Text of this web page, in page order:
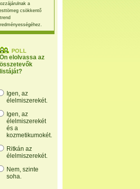
a
csökkentő
POLL
Ön elolvassa az
összetevők
listáját?
Igen, az
élelmiszerekét.
Igen, az
élelmiszerekét
és a
kozmetikumokét.
Ritkán az
élelmiszerekét.
Nem, szinte
soha.